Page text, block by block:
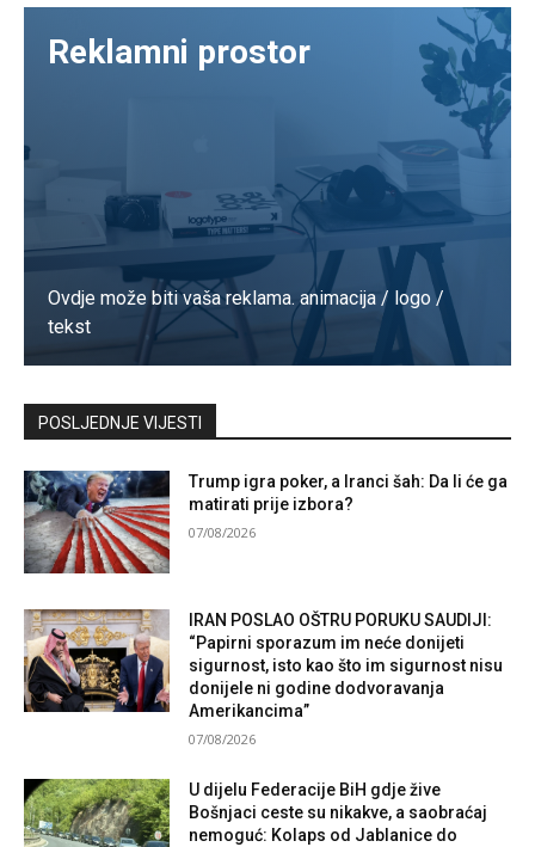
Reklamni prostor
Ovdje može biti vaša reklama. animacija / logo /
tekst
Kontaktirajte nas
POSLJEDNJE VIJESTI
Trump igra poker, a Iranci šah: Da li će ga
matirati prije izbora?
07/08/2026
IRAN POSLAO OŠTRU PORUKU SAUDIJI:
“Papirni sporazum im neće donijeti
sigurnost, isto kao što im sigurnost nisu
donijele ni godine dodvoravanja
Amerikancima”
07/08/2026
U dijelu Federacije BiH gdje žive
Bošnjaci ceste su nikakve, a saobraćaj
nemoguć: Kolaps od Jablanice do